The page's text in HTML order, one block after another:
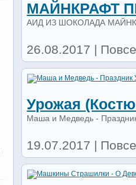
МАЙНКРАФТ
АИД ИЗ ШОКОЛАДА
26.08.2017 |
Урожая
Маша и Медведь -
19.07.2017 |